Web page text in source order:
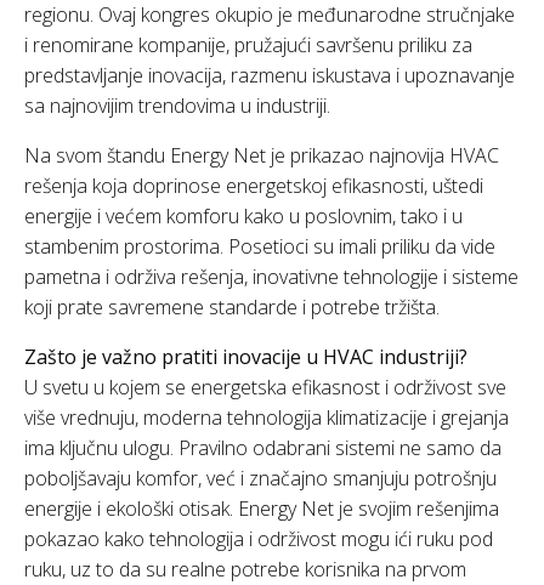
regionu. Ovaj kongres okupio je međunarodne stručnjake
i renomirane kompanije, pružajući savršenu priliku za
predstavljanje inovacija, razmenu iskustava i upoznavanje
sa najnovijim trendovima u industriji.
Na svom štandu Energy Net je prikazao najnovija HVAC
rešenja koja doprinose energetskoj efikasnosti, uštedi
energije i većem komforu kako u poslovnim, tako i u
stambenim prostorima. Posetioci su imali priliku da vide
pametna i održiva rešenja, inovativne tehnologije i sisteme
koji prate savremene standarde i potrebe tržišta.
Zašto je važno pratiti inovacije u HVAC industriji?
U svetu u kojem se energetska efikasnost i održivost sve
više vrednuju, moderna tehnologija klimatizacije i grejanja
ima ključnu ulogu. Pravilno odabrani sistemi ne samo da
poboljšavaju komfor, već i značajno smanjuju potrošnju
energije i ekološki otisak. Energy Net je svojim rešenjima
pokazao kako tehnologija i održivost mogu ići ruku pod
ruku, uz to da su realne potrebe korisnika na prvom